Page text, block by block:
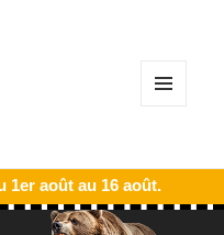
1er août au 16 août.